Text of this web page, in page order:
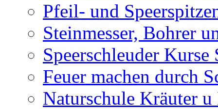
Pfeil- und
Steinmesser, Bohrer
Speerschleuder Kurse
Feuer machen durch
Naturschule Kräuter